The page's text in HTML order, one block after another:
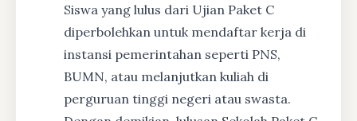
Siswa yang lulus dari Ujian Paket C
diperbolehkan untuk mendaftar kerja di
instansi pemerintahan seperti PNS,
BUMN, atau melanjutkan kuliah di
perguruan tinggi negeri atau swasta.